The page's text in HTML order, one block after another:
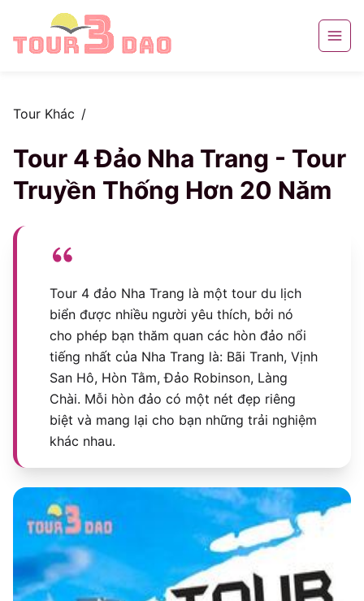
Tour Khác /
Tour 4 Đảo Nha Trang - Tour
Truyền Thống Hơn 20 Năm
Tour 4 đảo Nha Trang là một tour du lịch
biển được nhiều người yêu thích, bởi nó
cho phép bạn thăm quan các hòn đảo nổi
tiếng nhất của Nha Trang là: Bãi Tranh, Vịnh
San Hô, Hòn Tằm, Đảo Robinson, Làng
Chài. Mỗi hòn đảo có một nét đẹp riêng
biệt và mang lại cho bạn những trải nghiệm
khác nhau.